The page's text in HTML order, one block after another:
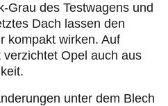
Grau des Testwagens und
Dach lassen den
kompakt wirken. Auf
Opel auch aus
unter dem Blech